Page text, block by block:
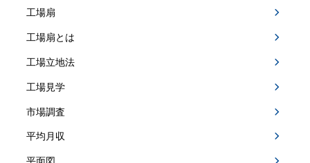
工場扇
工場扇とは
工場立地法
工場見学
市場調査
平均月収